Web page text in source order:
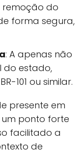
do
forma segura,
: A apenas não
do estado,
101 ou similar.
presente em
ponto forte
facilitado a
de